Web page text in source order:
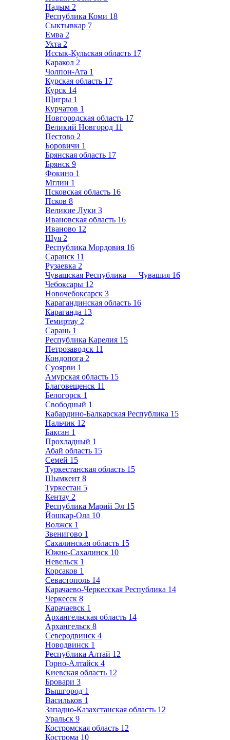
Надым 2
Республика Коми 18
Сыктывкар 7
Емва 2
Ухта 2
Иссык-Кульская область 17
Каракол 2
Чолпон-Ата 1
Курская область 17
Курск 14
Щигры 1
Курчатов 1
Новгородская область 17
Великий Новгород 11
Пестово 2
Боровичи 1
Брянская область 17
Брянск 9
Фокино 1
Мглин 1
Псковская область 16
Псков 8
Великие Луки 3
Ивановская область 16
Иваново 12
Шуя 2
Республика Мордовия 16
Саранск 11
Рузаевка 2
Чувашская Республика — Чувашия 16
Чебоксары 12
Новочебоксарск 3
Карагандинская область 16
Караганда 13
Темиртау 2
Сарань 1
Республика Карелия 15
Петрозаводск 11
Кондопога 2
Суоярви 1
Амурская область 15
Благовещенск 11
Белогорск 1
Свободный 1
Кабардино-Балкарская Республика 15
Нальчик 12
Баксан 1
Прохладный 1
Абай область 15
Семей 15
Туркестанская область 15
Шымкент 8
Туркестан 5
Кентау 2
Республика Марий Эл 15
Йошкар-Ола 10
Волжск 1
Звенигово 1
Сахалинская область 15
Южно-Сахалинск 10
Невельск 1
Корсаков 1
Севастополь 14
Карачаево-Черкесская Республика 14
Черкесск 8
Карачаевск 1
Архангельская область 14
Архангельск 8
Северодвинск 4
Новодвинск 1
Республика Алтай 12
Горно-Алтайск 4
Киевская область 12
Бровари 3
Вышгород 1
Васильков 1
Западно-Казахстанская область 12
Уральск 9
Костромская область 12
Кострома 10